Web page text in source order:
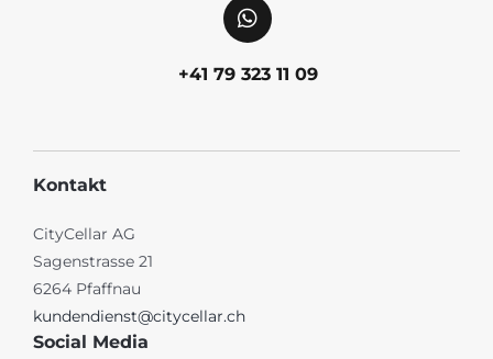
+41 79 323 11 09
Kontakt
CityCellar AG
Sagenstrasse 21
6264 Pfaffnau
kundendienst@citycellar.ch
Social Media